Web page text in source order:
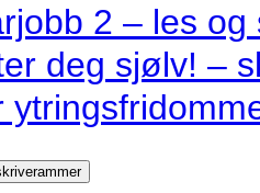
2 – les og
deg sjølv! –